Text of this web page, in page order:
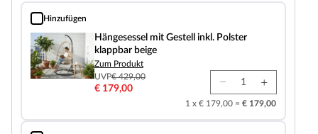
Hinzufügen
Hängesessel mit Gestell inkl. Polster klappbar beige
Hängesessel mit Gestell inkl. Polster
klappbar beige
Zum Produkt
UVP€ 429,00
€ 179,00
1 x € 179,00 = € 179,00